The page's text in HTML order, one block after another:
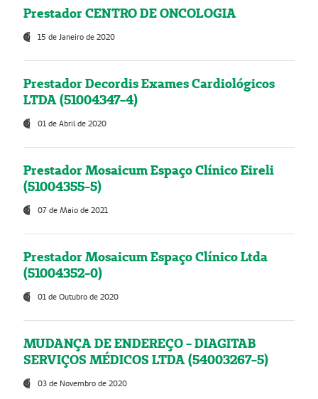
Prestador CENTRO DE ONCOLOGIA
15 de Janeiro de 2020
Prestador Decordis Exames Cardiológicos
LTDA (51004347-4)
01 de Abril de 2020
Prestador Mosaicum Espaço Clínico Eireli
(51004355-5)
07 de Maio de 2021
Prestador Mosaicum Espaço Clínico Ltda
(51004352-0)
01 de Outubro de 2020
MUDANÇA DE ENDEREÇO - DIAGITAB
SERVIÇOS MÉDICOS LTDA (54003267-5)
03 de Novembro de 2020